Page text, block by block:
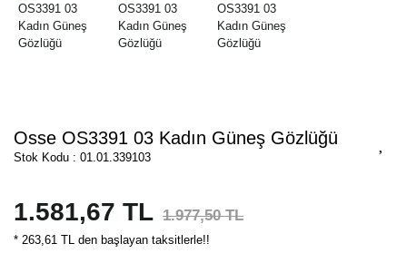
Osse OS3391 03 Kadın Güneş Gözlüğü
Stok Kodu : 01.01.339103
1.581,67 TL 1.977,50 TL
* 263,61 TL den başlayan taksitlerle!!